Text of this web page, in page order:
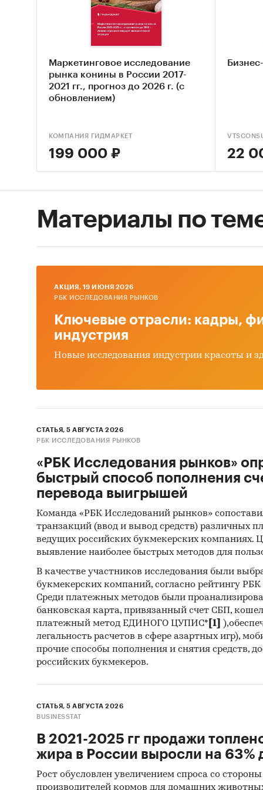
В
их
В
Маркетинговое исследование
рынка конины в России 2017-
2021 гг., прогноз до 2026 г. (с
обновлением)
КОМПАНИЯ ГИДМАРКЕТ
199 000 ₽ 22
Материалы по
AКЦИЯ, 19 ИЮНЯ 2026
РБК ИССЛЕДОВАНИЯ РЫНКОВ
Ключевые отрасли: кадры,
индустрия
Новые исследования индустрии красоты и
СТАТЬЯ, 5 АВГУСТА 2026
РБК ИССЛЕДОВАНИЯ РЫНКОВ
«РБК Исследования рынков»
быстрый способ пополнения
перевода выигрышей
Команда «РБК Исследований рынков»
транзакций (ввод и вывод средств) различных
ведущих российских букмекерских компаниях.
выявление наиболее быстрых методов для
В качестве участников исследования были
букмекерских компаний, согласно рейтингу
Среди платежных методов были
банковская карта, привязанный счет СБП,
платежный метод ЕДИНОГО ЦУПИС* [1]
легальность расчетов в сфере азартных игр),
прочие способы пополнения и снятия средств,
российских букмекеров.
СТАТЬЯ, 5 АВГУСТА 2026
BUSINESSTAT
В 2021-2025 гг продажи
жира в России выросли на 63%
Рост обусловлен увеличением спроса со
производителей кормов для домашних